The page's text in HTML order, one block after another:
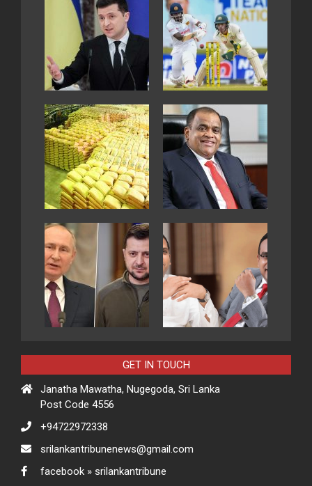
GET IN TOUCH
Janatha Mawatha, Nugegoda, Sri Lanka
Post Code 4556
+94722972338
srilankantribunenews@gmail.com
facebook » srilankantribune